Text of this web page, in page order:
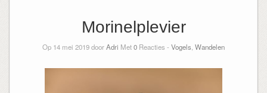
Morinelplevier
Op 14 mei 2019 doorAdri Met0 Reacties - Vogels Wandelen